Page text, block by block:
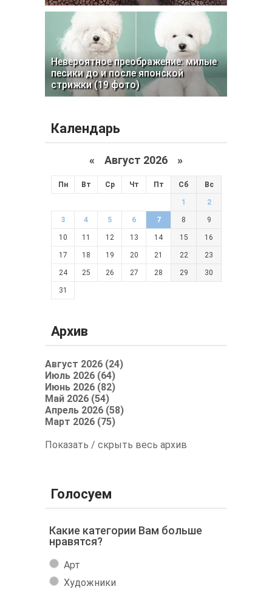
Невероятное преображение: милые
песики до и после японской
стрижки (19 фото)
Календарь
« Август 2026 »
Пн Вт Ср Чт Пт Сб Вс
1 2
3 4 5 6 7 8 9
10 11 12 13 14 15 16
17 18 19 20 21 22 23
24 25 26 27 28 29 30
31
Архив
Август 2026 (24)
Июль 2026 (64)
Июнь 2026 (82)
Май 2026 (54)
Апрель 2026 (58)
Март 2026 (75)
Показать / скрыть весь архив
Голосуем
Какие категории Вам больше
нравятся?
Арт
Художники